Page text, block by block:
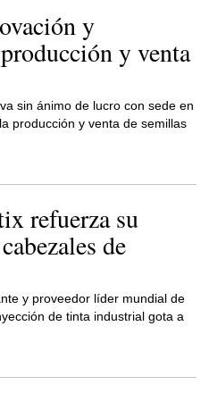
y
y venta
sin ánimo de lucro con sede en
producción y venta de semillas
refuerza su
de
y proveedor líder mundial de
de tinta industrial gota a